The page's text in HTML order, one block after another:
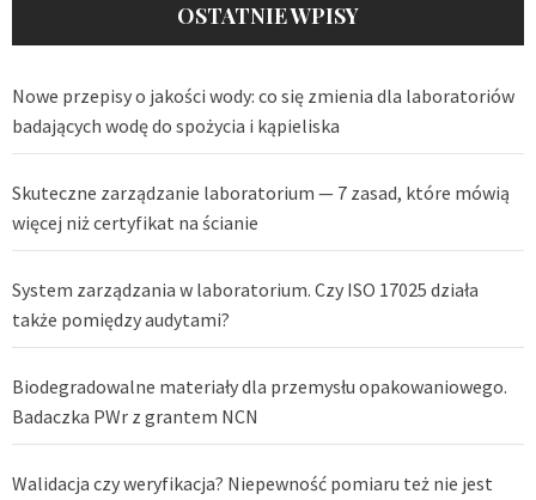
OSTATNIE WPISY
Nowe przepisy o jakości wody: co się zmienia dla laboratoriów
badających wodę do spożycia i kąpieliska
Skuteczne zarządzanie laboratorium — 7 zasad, które mówią
więcej niż certyfikat na ścianie
System zarządzania w laboratorium. Czy ISO 17025 działa
także pomiędzy audytami?
Biodegradowalne materiały dla przemysłu opakowaniowego.
Badaczka PWr z grantem NCN
Walidacja czy weryfikacja? Niepewność pomiaru też nie jest